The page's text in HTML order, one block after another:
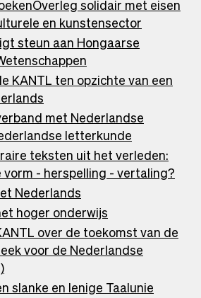
solidair met eisen
en kunstensector
steun aan Hongaarse
KANTL ten opzichte van een
met Nederlandse
letterkunde
teksten uit het verleden:
- herspelling - vertaling?
new
tab
Nederlands
hoger onderwijs
over de toekomst van de
voor de Nederlandse
slanke en lenige Taalunie